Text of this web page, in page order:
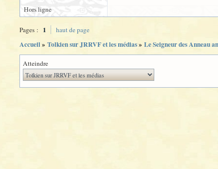
Hors ligne
Pages : 1 haut de page
Accueil» Tolkien sur JRRVF et les médias» Le Seigneur des Anneau
Atteindre